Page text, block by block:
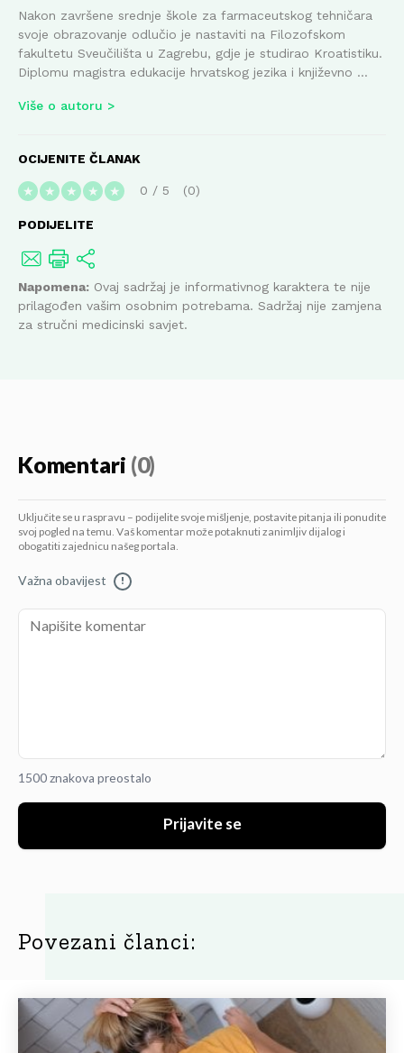
Nakon završene srednje škole za farmaceutskog tehničara
svoje obrazovanje odlučio je nastaviti na Filozofskom
fakultetu Sveučilišta u Zagrebu, gdje je studirao Kroatistiku.
Diplomu magistra edukacije hrvatskog jezika i književno ...
Više o autoru
OCIJENITE ČLANAK
★ ★ ★ ★ ★ 0 / 5 0
PODIJELITE
Napomena: Ovaj sadržaj je informativnog karaktera te nije
prilagođen vašim osobnim potrebama. Sadržaj nije zamjena
za stručni medicinski savjet.
Komentari (0)
Uključite se u raspravu – podijelite svoje mišljenje, postavite pitanja ili ponudite
svoj pogled na temu. Vaš komentar može potaknuti zanimljiv dijalog i
obogatiti zajednicu našeg portala.
Važna obavijest !
1500 znakova preostalo
Prijavite se
Povezani članci: